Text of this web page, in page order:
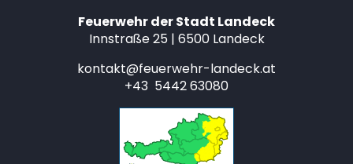
Feuerwehr der Stadt Landeck
Innstraße 25 | 6500 Landeck
kontakt@feuerwehr-landeck.at
+43 5442 63080